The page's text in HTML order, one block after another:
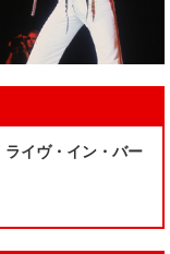
イヴ・イン・バー